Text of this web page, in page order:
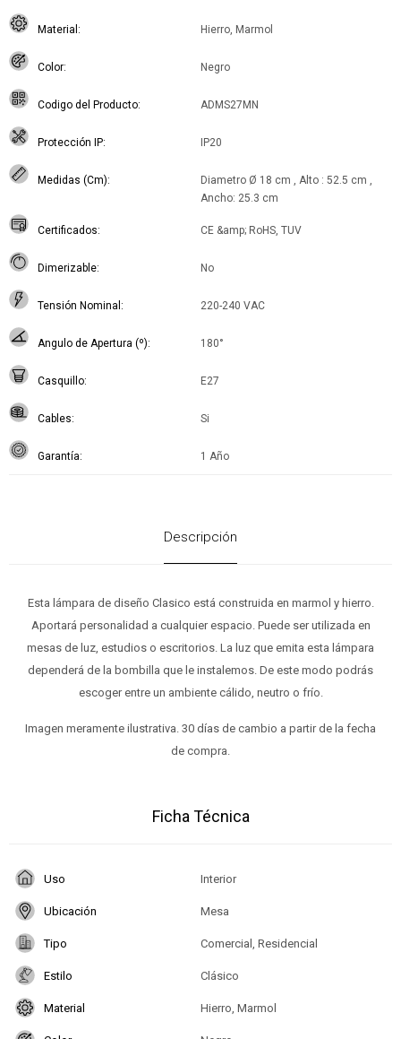
Material Hierro, Marmol
Color Negro
Codigo del Producto ADMS27MN
Protección IP IP20
Medidas (Cm)
Diametro Ø 18 cm , Alto : 52.5 cm ,
Ancho: 25.3 cm
Certificados CE &amp; RoHS, TUV
Dimerizable No
Tensión Nominal 220-240 VAC
Angulo de Apertura (º) 180°
Casquillo E27
Cables Si
Garantía 1 Año
Descripción
Esta lámpara de diseño Clasico está construida en marmol y hierro.
Aportará personalidad a cualquier espacio. Puede ser utilizada en
mesas de luz, estudios o escritorios. La luz que emita esta lámpara
dependerá de la bombilla que le instalemos. De este modo podrás
escoger entre un ambiente cálido, neutro o frío.
Imagen meramente ilustrativa. 30 días de cambio a partir de la fecha
de compra.
Ficha Técnica
Uso Interior
Ubicación Mesa
Tipo Comercial, Residencial
Estilo Clásico
Material Hierro, Marmol